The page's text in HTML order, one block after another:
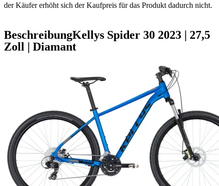
der Käufer erhöht sich der Kaufpreis für das Produkt dadurch nicht.
BeschreibungKellys Spider 30 2023 | 27,5
Zoll | Diamant